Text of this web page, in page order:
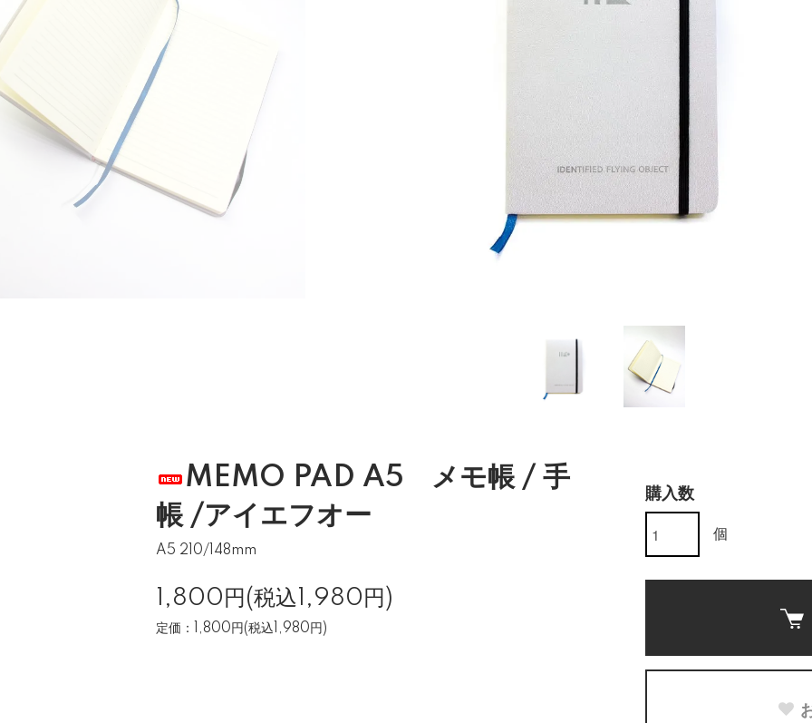
MEMO PAD A5 メモ帳 / 手
帳 /アイエフオー
A5 210/148mm
1,800円(税込1,980円)
定価：1,800円(税込1,980円)
購入数
個